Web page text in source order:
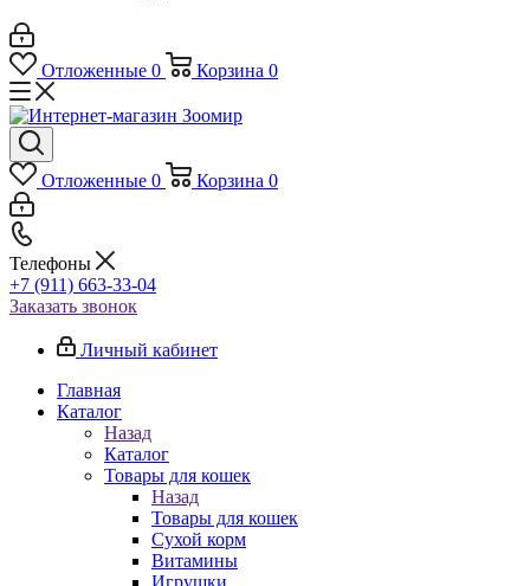
Отложенные 0 Корзина 0
Отложенные 0 Корзина 0
Телефоны
+7 (911) 663-33-04
Заказать звонок
Личный кабинет
Главная
Каталог
Назад
Каталог
Товары для кошек
Назад
Товары для кошек
Cухой корм
Витамины
Игрушки